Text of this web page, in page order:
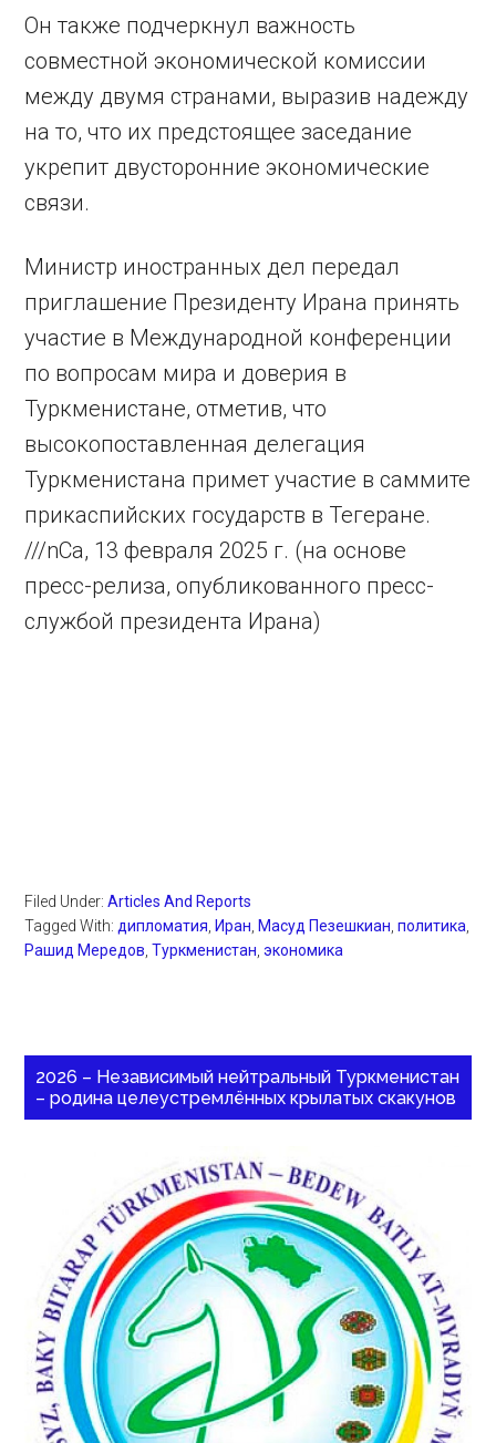
Он также подчеркнул важность
совместной экономической комиссии
между двумя странами, выразив надежду
на то, что их предстоящее заседание
укрепит двусторонние экономические
связи.
Министр иностранных дел передал
приглашение Президенту Ирана принять
участие в Международной конференции
по вопросам мира и доверия в
Туркменистане, отметив, что
высокопоставленная делегация
Туркменистана примет участие в саммите
прикаспийских государств в Тегеране.
///nCa, 13 февраля 2025 г. (на основе
пресс-релиза, опубликованного пресс-
службой президента Ирана)
Filed Under:Articles And Reports
Tagged With: дипломатия Иран Масуд Пезешкиан ,политика
Рашид Мередов ,Туркменистан ,экономика
2026 – Независимый нейтральный Туркменистан
– родина целеустремлённых крылатых скакунов